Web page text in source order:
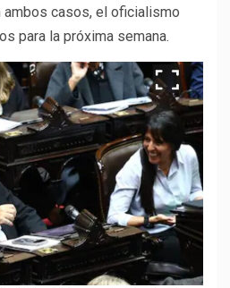
ambos casos, el oficialismo
para la próxima semana.